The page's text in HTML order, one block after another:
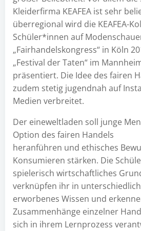
Kleiderfirma KEAFEA ist sehr
überregional wird die KEAFEA-
Schüler*innen auf
„Fairhandelskongress“ in Köln
„Festival der Taten“ im
präsentiert. Die Idee des fairen
zudem stetig jugendnah auf
Medien verbreitet.
Der eineweltladen soll junge
Option des fairen Handels
heranführen und ethisches
Konsumieren stärken. Die
spielerisch wirtschaftliches
verknüpfen ihr in
erworbenes Wissen und
Zusammenhänge einzelner
sich in ihrem Lernprozess